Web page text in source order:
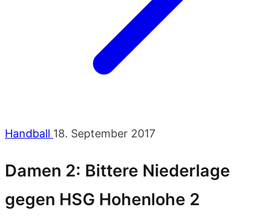
Handball 18. September 2017
Damen 2: Bittere Niederlage
gegen HSG Hohenlohe 2